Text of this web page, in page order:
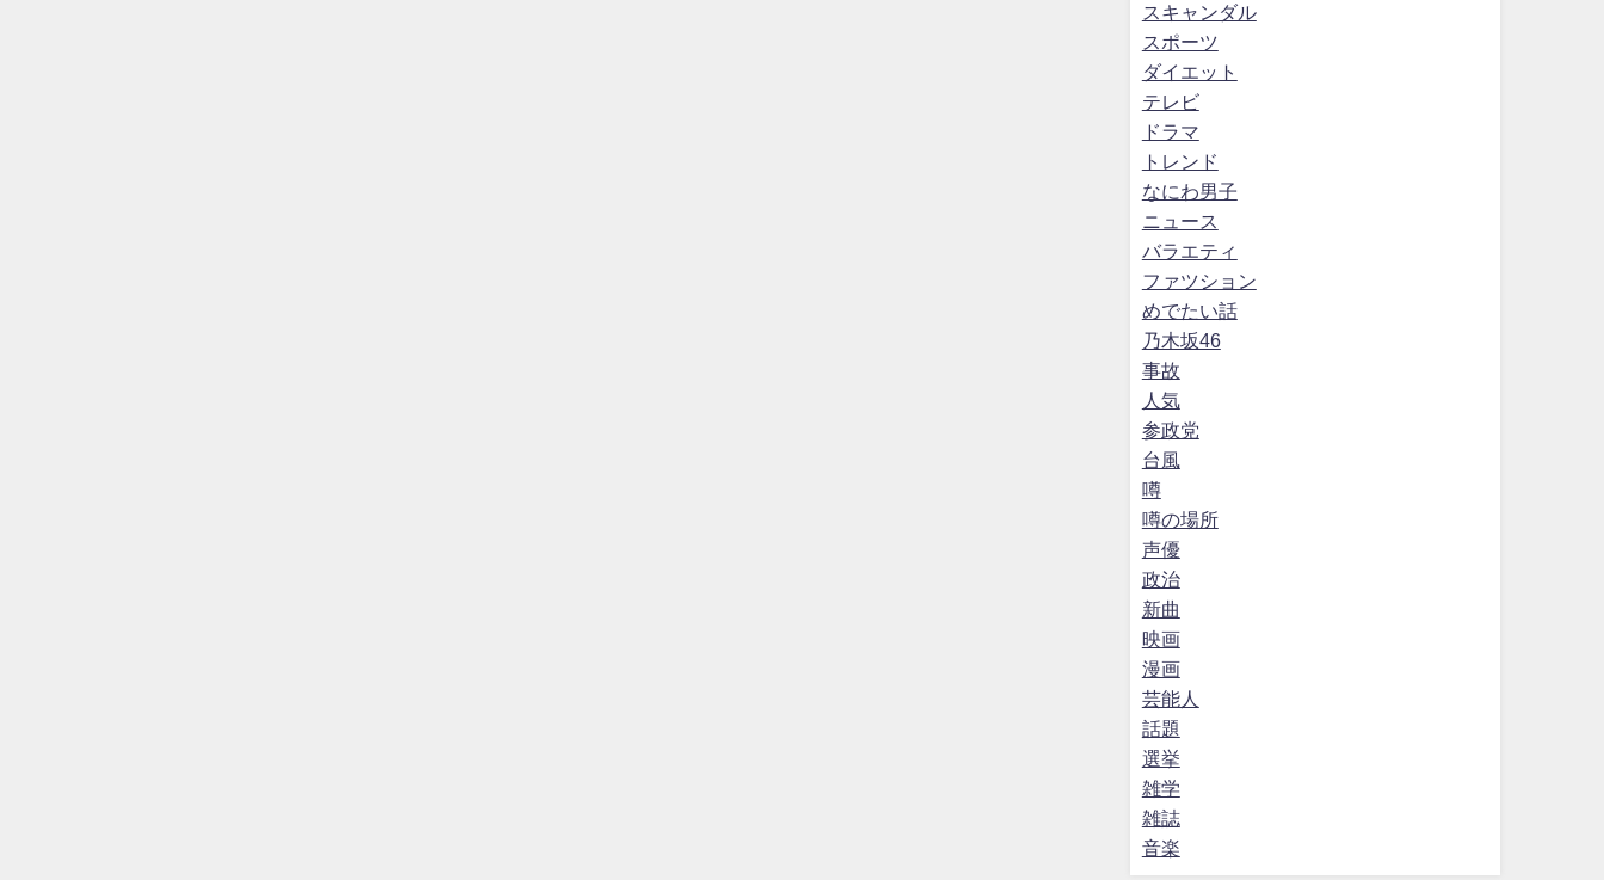
スキャンダル
スポーツ
ダイエット
テレビ
ドラマ
トレンド
なにわ男子
ニュース
バラエティ
ファツション
めでたい話
乃木坂46
事故
人気
参政党
台風
噂
噂の場所
声優
政治
新曲
映画
漫画
芸能人
話題
選挙
雑学
雑誌
音楽